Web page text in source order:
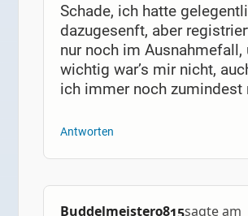
Schade, ich hatte
dazugesenft, aber
nur noch im Ausnahmefall,
wichtig war’s mir nicht,
ich immer noch zumindest
Antworten
Buddelmeister0815sagte am